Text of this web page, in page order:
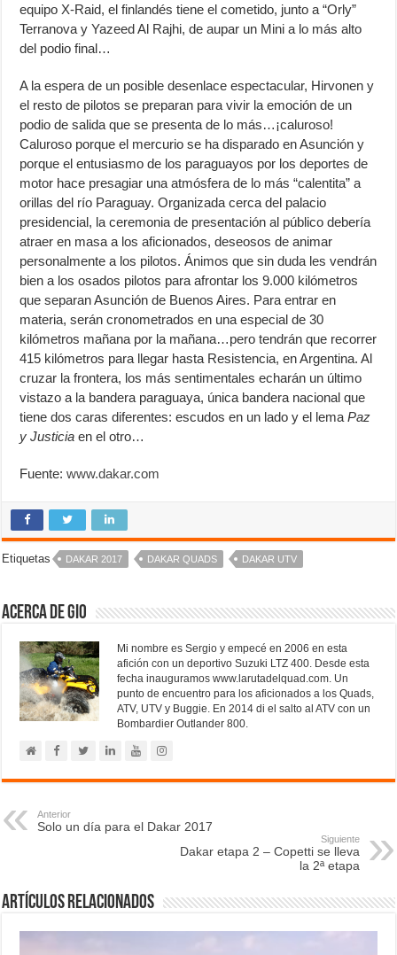
equipo X-Raid, el finlandés tiene el cometido, junto a “Orly”
Terranova y Yazeed Al Rajhi, de aupar un Mini a lo más alto
del podio final…
A la espera de un posible desenlace espectacular, Hirvonen y
el resto de pilotos se preparan para vivir la emoción de un
podio de salida que se presenta de lo más…¡caluroso!
Caluroso porque el mercurio se ha disparado en Asunción y
porque el entusiasmo de los paraguayos por los deportes de
motor hace presagiar una atmósfera de lo más “calentita” a
orillas del río Paraguay. Organizada cerca del palacio
presidencial, la ceremonia de presentación al público debería
atraer en masa a los aficionados, deseosos de animar
personalmente a los pilotos. Ánimos que sin duda les vendrán
bien a los osados pilotos para afrontar los 9.000 kilómetros
que separan Asunción de Buenos Aires. Para entrar en
materia, serán cronometrados en una especial de 30
kilómetros mañana por la mañana…pero tendrán que recorrer
415 kilómetros para llegar hasta Resistencia, en Argentina. Al
cruzar la frontera, los más sentimentales echarán un último
vistazo a la bandera paraguaya, única bandera nacional que
tiene dos caras diferentes: escudos en un lado y el lemaPaz
y Justicia en el otro…
Fuente:www.dakar.com
Etiquetas DAKAR 2017 DAKAR QUADS DAKAR UTV
Acerca de Gio
Mi nombre es Sergio y empecé en 2006 en esta
afición con un deportivo Suzuki LTZ 400. Desde esta
fecha inauguramos www.larutadelquad.com. Un
punto de encuentro para los aficionados a los Quads,
ATV, UTV y Buggie. En 2014 di el salto al ATV con un
Bombardier Outlander 800.
Anterior
Solo un día para el Dakar 2017
Siguiente
Dakar etapa 2 – Copetti se lleva
la 2ª etapa
Artículos relacionados